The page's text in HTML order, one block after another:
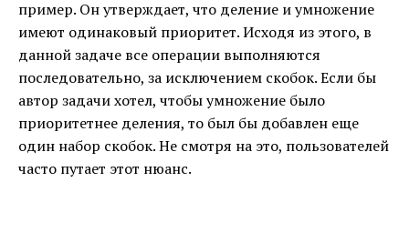
пример. Он утверждает, что деление и умножение
имеют одинаковый приоритет. Исходя из этого, в
данной задаче все операции выполняются
последовательно, за исключением скобок. Если бы
автор задачи хотел, чтобы умножение было
приоритетнее деления, то был бы добавлен еще
один набор скобок. Не смотря на это, пользователей
часто путает этот нюанс.